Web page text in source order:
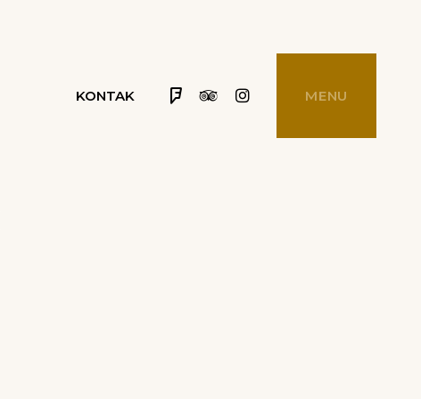
KONTAK FoursquareTripadvisor
Instagram
MENU